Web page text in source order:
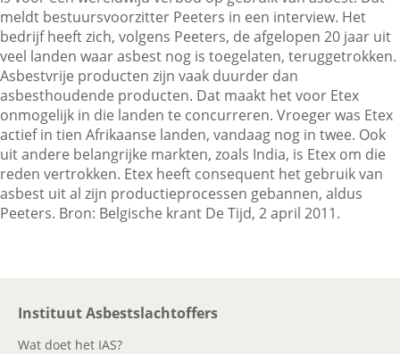
Contactgegevens
Zoeken
meldt bestuursvoorzitter Peeters in een interview. Het
bedrijf heeft zich, volgens Peeters, de afgelopen 20 jaar uit
veel landen waar asbest nog is toegelaten, teruggetrokken.
Asbestvrije producten zijn vaak duurder dan
asbesthoudende producten. Dat maakt het voor Etex
onmogelijk in die landen te concurreren. Vroeger was Etex
actief in tien Afrikaanse landen, vandaag nog in twee. Ook
uit andere belangrijke markten, zoals India, is Etex om die
reden vertrokken. Etex heeft consequent het gebruik van
asbest uit al zijn productieprocessen gebannen, aldus
Peeters. Bron: Belgische krant De Tijd, 2 april 2011.
Instituut Asbestslachtoffers
Wat doet het IAS?